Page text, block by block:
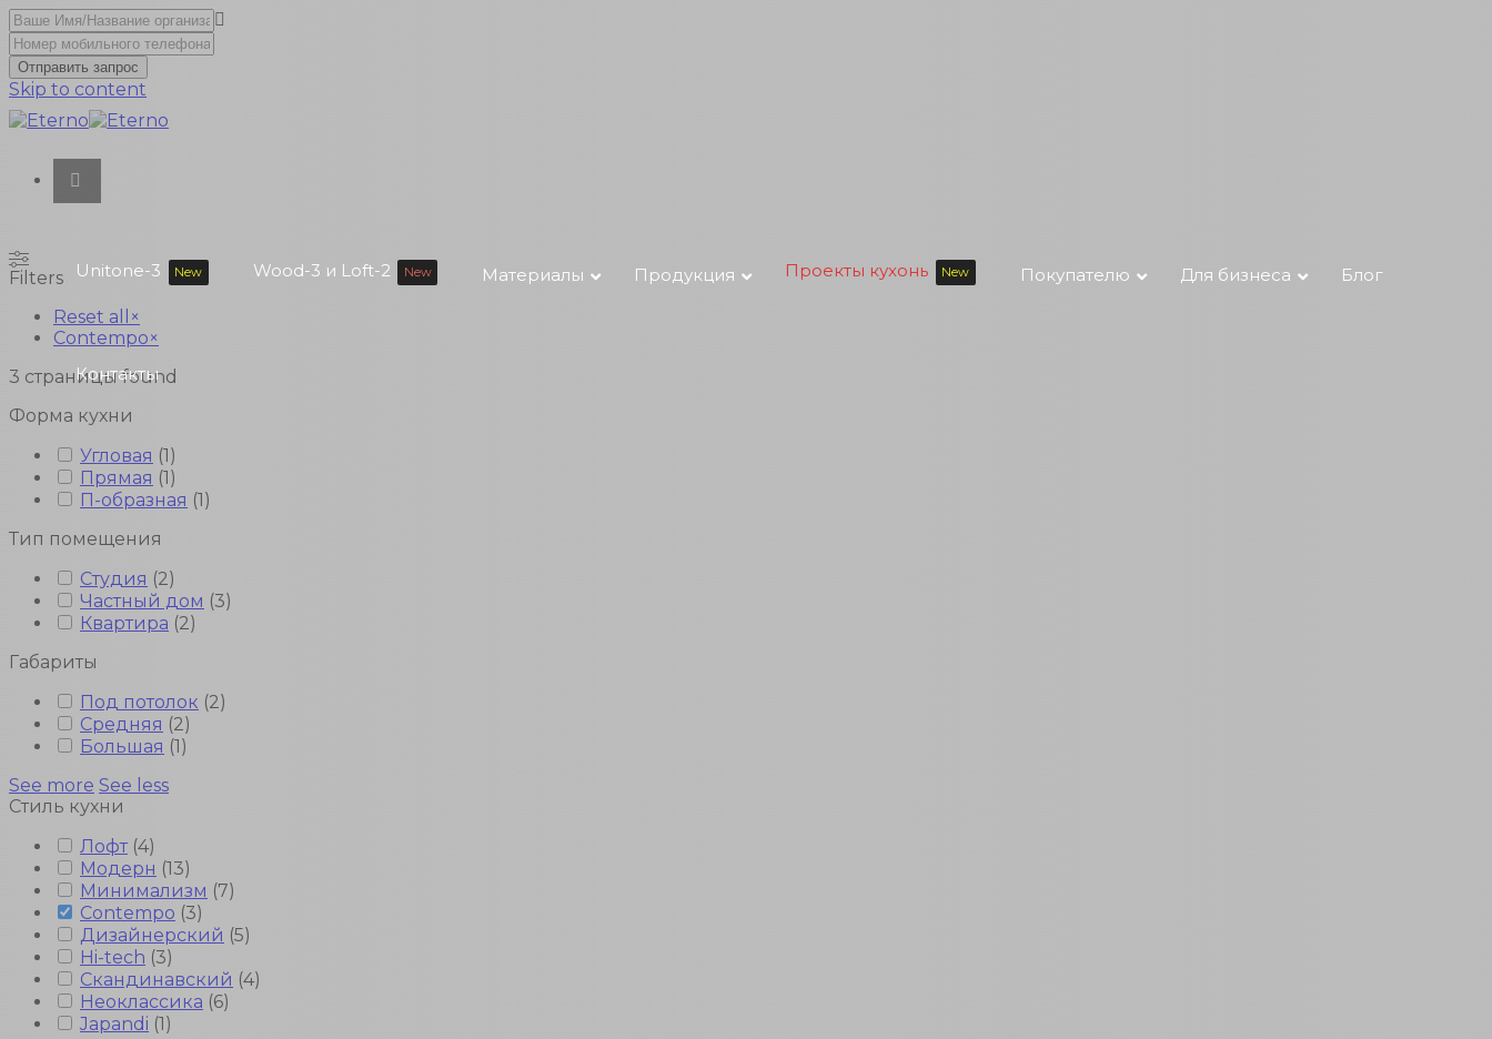
Отправить запрос
Skip to content
Unitone-3 New Wood-3 и Loft-2 New Материалы Продукция Проекты кухонь New Покупателю Для бизнеса Блог
Контакты
Filters
Reset all
×
Contempo×
3 страницы found
Форма кухни
Угловая (1)
Прямая (1)
П-образная (1)
Тип помещения
Студия (2)
Частный дом (3)
Квартира (2)
Габариты
Под потолок (2)
Средняя (2)
Большая (1)
See more See less
Стиль кухни
Лофт (4)
Модерн (13)
Минимализм (7)
Contempo (3)
Дизайнерский (5)
Hi-tech (3)
Скандинавский (4)
Неоклассика (6)
Japandi (1)